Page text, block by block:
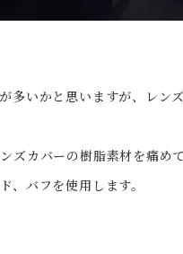
多いかと思いますが、レン
ズカバーの樹脂素材を痛め
、バフを使用します。